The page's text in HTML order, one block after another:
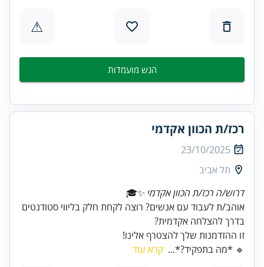
⚠
הגש מועמדות
רכז/ת הכוון אקדמי
23/10/2025
תל אביב
דרוש/ה רכז/ת הכוון אקדמי
אוהב/ת לעבוד עם אנשים? רוצה לקחת חלק בליווי סטודנטים
זו ההזדמנות שלך להצטרף אלינו!
🔹 *מה בתפקיד?*... קרא עוד